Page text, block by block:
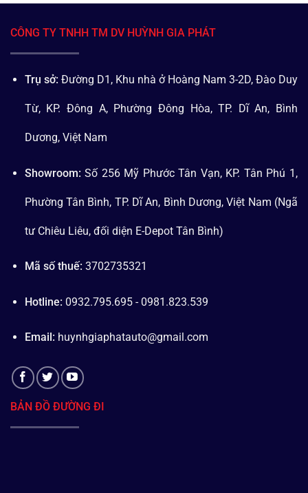
CÔNG TY TNHH TM DV HUỲNH GIA PHÁT
Trụ sở: Đường D1, Khu nhà ở Hoàng Nam 3-2D, Đào Duy
Từ, KP. Đông A, Phường Đông Hòa, TP. Dĩ An, Bình
Dương, Việt Nam
Showroom: Số 256 Mỹ Phước Tân Vạn, KP. Tân Phú 1,
Phường Tân Bình, TP. Dĩ An, Bình Dương, Việt Nam (Ngã
tư Chiêu Liêu, đối diện E-Depot Tân Bình)
Mã số thuế: 3702735321
Hotline: 0932.795.695 - 0981.823.539
Email: huynhgiaphatauto@gmail.com
BẢN ĐỒ ĐƯỜNG ĐI